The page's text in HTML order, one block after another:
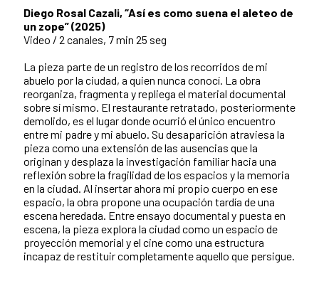
Diego Rosal Cazali, “Así es como suena el aleteo de
un zope” (2025)
Video / 2 canales, 7 min 25 seg
La pieza parte de un registro de los recorridos de mi
abuelo por la ciudad, a quien nunca conocí. La obra
reorganiza, fragmenta y repliega el material documental
sobre sí mismo. El restaurante retratado, posteriormente
demolido, es el lugar donde ocurrió el único encuentro
entre mi padre y mi abuelo. Su desaparición atraviesa la
pieza como una extensión de las ausencias que la
originan y desplaza la investigación familiar hacia una
reflexión sobre la fragilidad de los espacios y la memoria
en la ciudad. Al insertar ahora mi propio cuerpo en ese
espacio, la obra propone una ocupación tardía de una
escena heredada. Entre ensayo documental y puesta en
escena, la pieza explora la ciudad como un espacio de
proyección memorial y el cine como una estructura
incapaz de restituir completamente aquello que persigue.